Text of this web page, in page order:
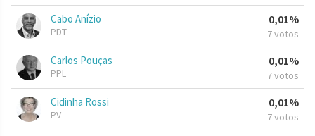
Cabo Anízio
PDT
0,01%
7 votos
Carlos Pouças
PPL
0,01%
7 votos
Cidinha Rossi
PV
0,01%
7 votos